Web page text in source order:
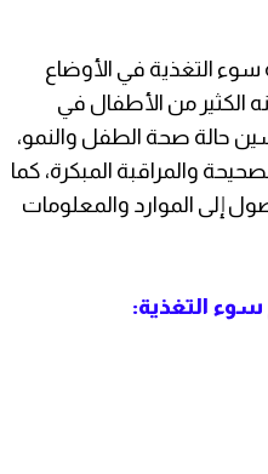
سوء التغذية في الأوضاع
الكثير من الأطفال في
حالة صحة الطفل والنمو،
والمراقبة المبكرة، كما
إلى الموارد والمعلومات
التغذية: